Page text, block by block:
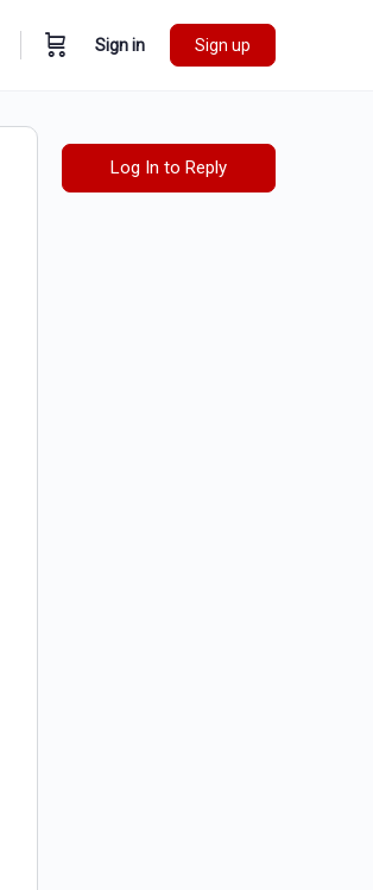
Sign in Sign up
Log In to Reply